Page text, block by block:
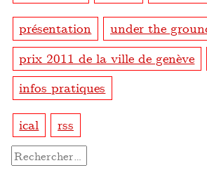
présentation
under the
prix 2011 de la ville de genève
infos pratiques
ical rss
Rechercher :